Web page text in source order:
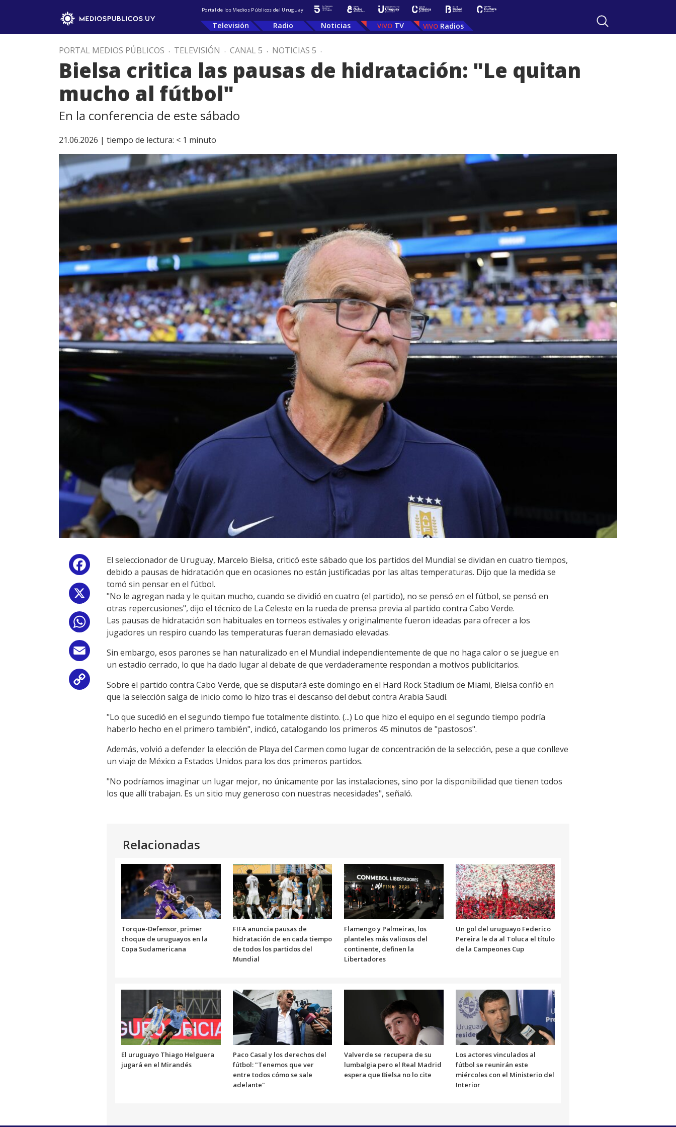
Portal de los Medios Públicos del Uruguay
Televisión Radio Noticias TV Radios
PORTAL MEDIOS PÚBLICOS . TELEVISIÓN . CANAL 5 . NOTICIAS 5 .
Bielsa critica las pausas de hidratación: "Le quitan
mucho al fútbol"
En la conferencia de este sábado
21.06.2026 | tiempo de lectura: < 1 minuto
Facebook
WhatsApp
Email
Copy
Link
El seleccionador de Uruguay, Marcelo Bielsa, criticó este sábado que los partidos del Mundial se dividan en cuatro tiempos,
debido a pausas de hidratación que en ocasiones no están justificadas por las altas temperaturas. Dijo que la medida se
tomó sin pensar en el fútbol.
"No le agregan nada y le quitan mucho, cuando se dividió en cuatro (el partido), no se pensó en el fútbol, se pensó en
otras repercusiones", dijo el técnico de La Celeste en la rueda de prensa previa al partido contra Cabo Verde.
Las pausas de hidratación son habituales en torneos estivales y originalmente fueron ideadas para ofrecer a los
jugadores un respiro cuando las temperaturas fueran demasiado elevadas.
Sin embargo, esos parones se han naturalizado en el Mundial independientemente de que no haga calor o se juegue en
un estadio cerrado, lo que ha dado lugar al debate de que verdaderamente respondan a motivos publicitarios.
Sobre el partido contra Cabo Verde, que se disputará este domingo en el Hard Rock Stadium de Miami, Bielsa confió en
que la selección salga de inicio como lo hizo tras el descanso del debut contra Arabia Saudí.
"Lo que sucedió en el segundo tiempo fue totalmente distinto. (...) Lo que hizo el equipo en el segundo tiempo podría
haberlo hecho en el primero también", indicó, catalogando los primeros 45 minutos de "pastosos".
Además, volvió a defender la elección de Playa del Carmen como lugar de concentración de la selección, pese a que conlleve
un viaje de México a Estados Unidos para los dos primeros partidos.
"No podríamos imaginar un lugar mejor, no únicamente por las instalaciones, sino por la disponibilidad que tienen todos
los que allí trabajan. Es un sitio muy generoso con nuestras necesidades", señaló.
Relacionadas
Torque-Defensor, primer
choque de uruguayos en la
Copa Sudamericana
FIFA anuncia pausas de
hidratación de en cada tiempo
de todos los partidos del
Mundial
Flamengo y Palmeiras, los
planteles más valiosos del
continente, definen la
Libertadores
Un gol del uruguayo Federico
Pereira le da al Toluca el título
de la Campeones Cup
El uruguayo Thiago Helguera
jugará en el Mirandés
Paco Casal y los derechos del
fútbol: "Tenemos que ver
entre todos cómo se sale
adelante"
Valverde se recupera de su
lumbalgia pero el Real Madrid
espera que Bielsa no lo cite
Los actores vinculados al
fútbol se reunirán este
miércoles con el Ministerio del
Interior